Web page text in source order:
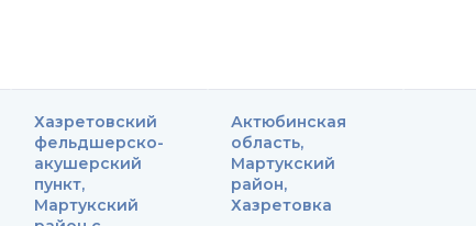
Хазретовский
фельдшерско-
акушерский
пункт,
Мартукский
Актюбинская
область,
Мартукский
район,
Хазретовка